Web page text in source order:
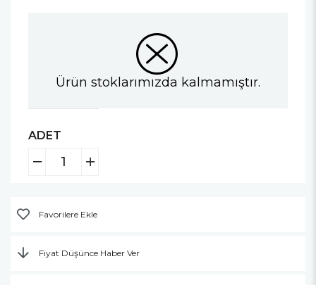
Ürün stoklarımızda kalmamıştır.
ADET
Favorilere Ekle
Fiyat Düşünce Haber Ver